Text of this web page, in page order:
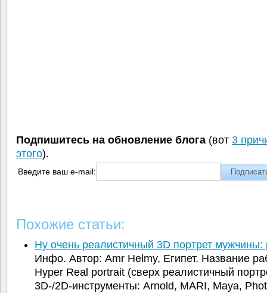
Подпишитесь на обновление блога (вот 3
этого).
Введите ваш e-mail:
Похожие статьи:
Ну очень реалистичный 3D портрет
Инфо. Автор: Amr Helmy, Египет. Название
Hyper Real portrait (сверх реалистичный
3D-/2D-инструменты: Arnold, MARI, Maya,